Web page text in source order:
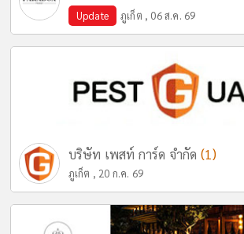
Update ภูเก็ต , 06 ส.ค. 69
บริษัท เพสท์ การ์ด จำกัด (1)
ภูเก็ต , 20 ก.ค. 69